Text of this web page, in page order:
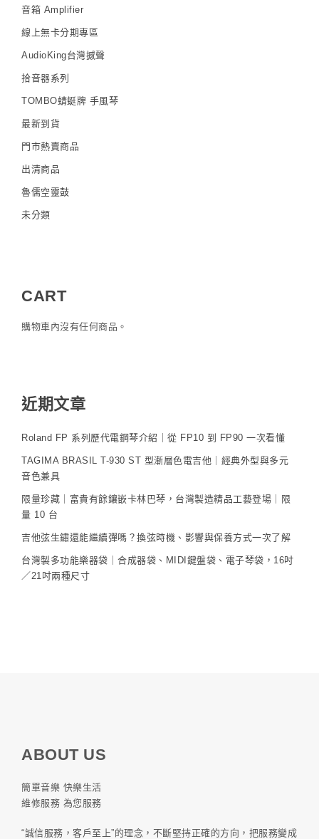
音箱 Amplifier
線上無卡分期專區
AudioKing台灣撼聲
拾音器系列
TOMBO蜻蜓牌 手風琴
最新到貨
門市熱賣商品
出清商品
魯儒空靈鼓
未分類
CART
購物車內沒有任何商品。
近期文章
Roland FP 系列歷代電鋼琴介紹｜從 FP10 到 FP90 一次看懂
TAGIMA BRASIL T-930 ST 型漸層色電吉他｜經典外型與多元
音色兼具
限量珍藏｜富貴有餘鑲嵌卡林巴琴，台灣製造精品工藝登場｜限
量 10 台
吉他弦生鏽還能繼續彈嗎？換弦時機、影響與保養方式一次了解
台灣製多功能樂器袋｜合成器袋、MIDI鍵盤袋、電子琴袋，16吋
／21吋兩種尺寸
ABOUT US
簡單音樂 快樂生活
維修服務 為您服務
“誠信服務，客戶至上”的理念，不斷堅持正確的方向，把服務變成